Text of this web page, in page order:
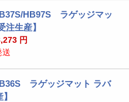
HB97S ラゲッジマッ
注生産】
円
送
ラゲッジマット ラバ